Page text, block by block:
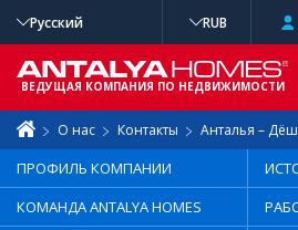
О нас Контакты Анталья –
ПРОФИЛЬ КОМПАНИИ
КОМАНДА ANTALYA HOMES
Русский RUB
ВЕДУЩАЯ КОМПАНИЯ ПО НЕДВИЖИМОСТИ
РАСШИРЕННЫ
Й ПОИСК